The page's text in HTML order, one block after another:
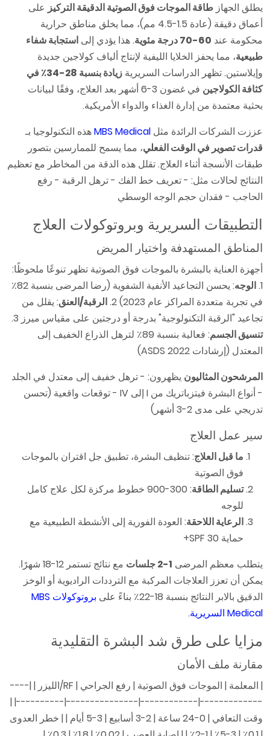
يطلق الجهاز طاقة الموجات فوق الصوتية الدقيقة التركيز على
أعماق دقيقة (عادة 1.5-4.5 مم)، مما يخلق مناطق حرارية
محكومة عند 60-70 درجة مئوية . هذا يؤدي إلى استجابة شفاء
طبيعية، مما يحفز الخلايا الليفية لإنتاج ألياف كولاجين جديدة
وإيلاستين. تظهر الدراسات السريرية
زيادة بنسبة 28-34٪ في
كثافة الكولاجين
في غضون 3-6 أشهر بعد العلاج، وفقًا لبيانات
بحثية معتمدة من إدارة الغذاء والدواء الأمريكية.
عززت الشركات الرائدة مثل MBS Medicalهذه التكنولوجيا بـ
قدرات تصوير في الوقت الفعلي، مما يسمح للممارسين بتصور
طبقات الأنسجة أثناء العلاج. تقلل هذه الدقة من المخاطر مع تعظيم
النتائج لحالات مثل: - تعريف خط الفك - ترهل الرقبة - رفع
الحاجب - فقدان حجم الوجه الوسطي
التطبيقات السريرية وبروتوكولات العلاج
المناطق المستهدفة واختيار المريض
أجهزة العناية بالبشرة بالموجات فوق الصوتية تظهر تنوعًا ملحوظًا:
1. الوجه
: يحسن التجاعيد الأنفية الشفوية (رضا المرضى بنسبة 82٪
في تجربة متعددة المراكز عام 2023) 2.
الرقبة/العنق: يقلل من
تجاعيد "الرقبة التكنولوجية" بدرجة أو درجتين على مقياس ميرز 3.
تنسيق الجسم
: فعالية بنسبة 89٪ لترهل الذراع الخفيف إلى
المعتدل (إرشادات ASDS 2022)
المرشحون المثاليون يظهرون: - ترهل خفيف إلى معتدل في الجلد
- أنواع البشرة فيتزباتريك من I إلى IV - توقعات واقعية (تحسن
تدريجي على مدى 2-3 أشهر)
سير عمل العلاج
ما قبل العلاج: تنظيف البشرة، تطبيق جل اقتران بالموجات
فوق الصوتية
تسليم الطاقة
: 300-900 خطوط مركزة لكل علاج كامل
للوجه
الرعاية اللاحقة: العودة الفورية إلى الأنشطة الطبيعية مع
حماية SPF 30+
يتطلب معظم المرضى 1-2 جلسات
مع نتائج تستمر 12-18 شهرًا.
يمكن أن تعزز العلاجات المركبة مع الترددات الراديوية أو الوخز
الدقيق بالابر النتائج بنسبة 18-22٪ بناءً على
بروتوكولات MBS
Medical السريرية
.
مزايا على طرق شد البشرة التقليدية
مقارنة ملف الأمان
| المعلمة | الموجات فوق الصوتية | رفع الجراحي | RF/الليزر | |----
-------------|------------|---------------|----------| |
وقت التعافي | 0-24 ساعة | 2-3 أسابيع | 3-5 أيام | | خطر العدوى